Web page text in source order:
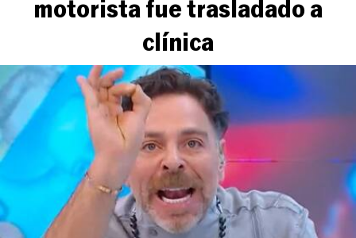
motorista fue trasladado a
clínica